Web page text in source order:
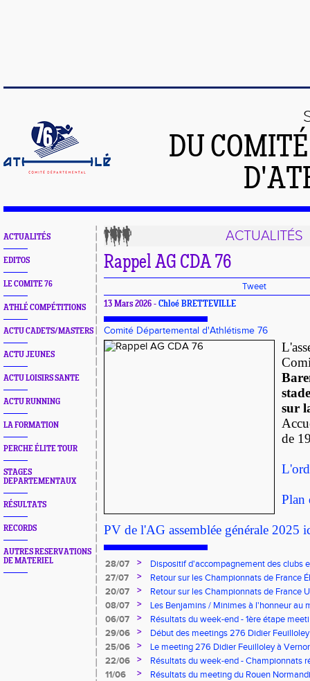
DU
ACTUALITÉS
EDITOS
LE COMITE 76
ATHLÉ COMPÉTITIONS
ACTU CADETS/MASTERS
ACTU JEUNES
ACTU LOISIRS SANTE
ACTU RUNNING
LA FORMATION
PERCHE ÉLITE TOUR
STAGES
DEPARTEMENTAUX
RÉSULTATS
RECORDS
AUTRES RESERVATIONS
DE MATERIEL
ACTUALITÉS
Rappel AG CDA 76
Tweet
13 Mars 2026 - Chloé BRETTEVILLE
Comité Départemental d'Athlétisme 76
sur
de
Plan
PV de l'AG assemblée générale 2025
28/07 >
Dispositif d'accompagnement des clubs
pour l'embauche de volontaires au
27/07 >
Retour sur les Championnats de France
20/07
>
Retour sur les Championnats de France
08/07
>
Les Benjamins / Minimes à l'honneur au
06/07
>
Résultats du week-end - 1ère étape
Pointes d'Or - Pré-France CJESM
29/06 >
Début des meetings 276 Didier Feuilloley
25/06
>
Le meeting 276 Didier Feuilloley à
22/06
>
Résultats du week-end - Championnats
11/06
>
Résultats du meeting du Rouen